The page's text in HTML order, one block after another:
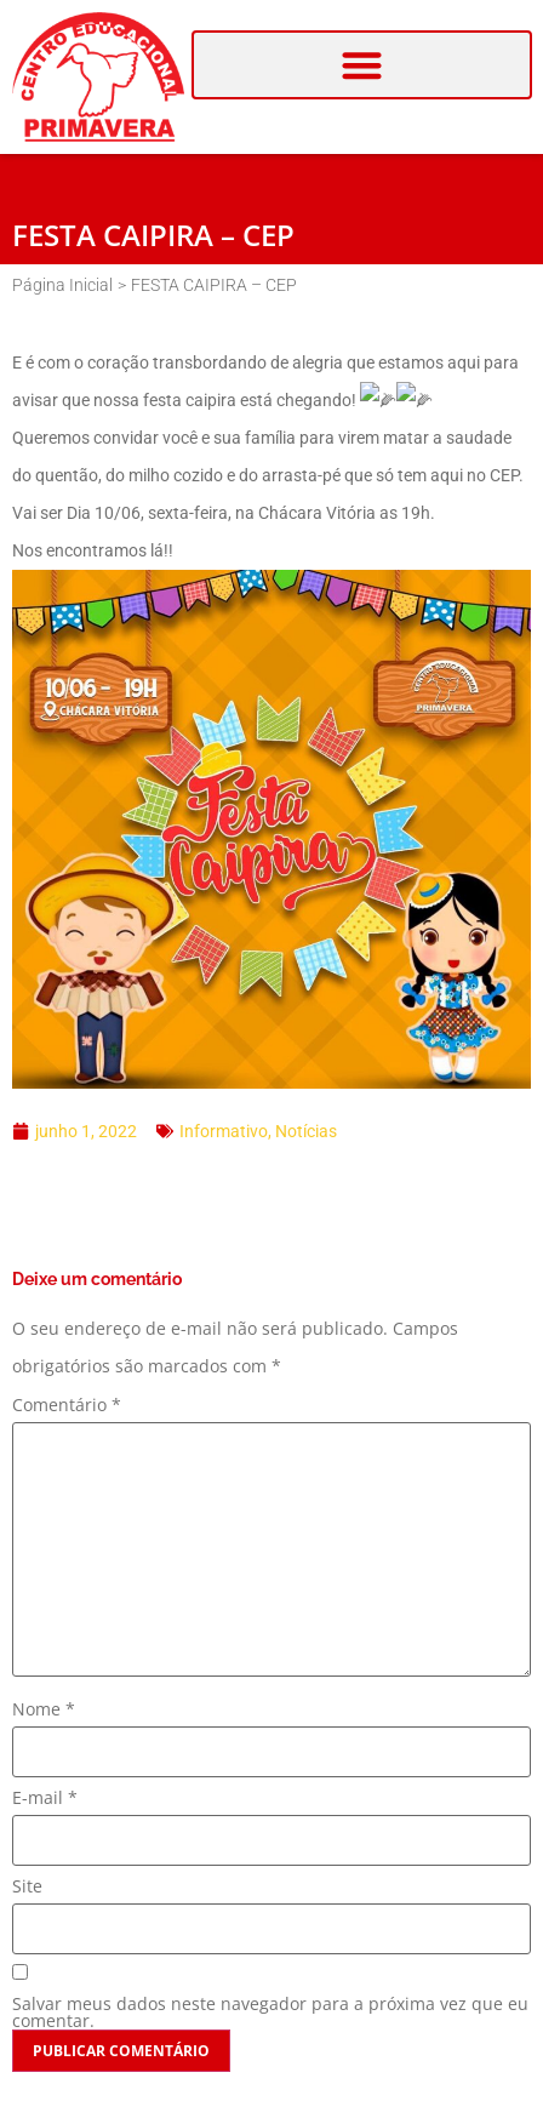
FESTA CAIPIRA – CEP
Página Inicial > FESTA CAIPIRA – CEP
E é com o coração transbordando de alegria que estamos aqui para
avisar que nossa festa caipira está chegando!
Queremos convidar você e sua família para virem matar a saudade
do quentão, do milho cozido e do arrasta-pé que só tem aqui no CEP.
Vai ser Dia 10/06, sexta-feira, na Chácara Vitória as 19h.
Nos encontramos lá!!
junho 1, 2022 Informativo, Notícias
Deixe um comentário
O seu endereço de e-mail não será publicado. Campos
obrigatórios são marcados com *
Comentário *
Nome *
E-mail *
Site
Salvar meus dados neste navegador para a próxima vez que eu
comentar.